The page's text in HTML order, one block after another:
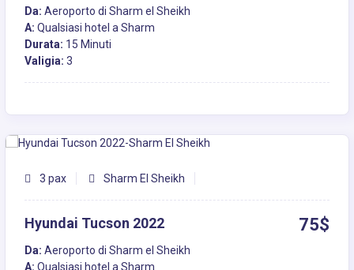
Da: Aeroporto di Sharm el Sheikh
A: Qualsiasi hotel a Sharm
Durata: 15 Minuti
Valigia: 3
3 pax Sharm El Sheikh
Hyundai Tucson 2022 75$
Da: Aeroporto di Sharm el Sheikh
A: Qualsiasi hotel a Sharm